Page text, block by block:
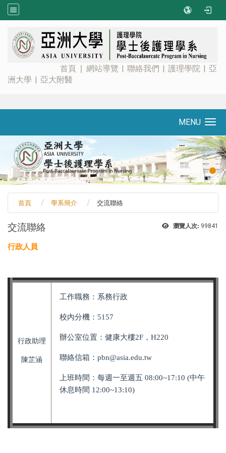
首頁 ∣ 網站導覽 | 聯絡我們 | 護理學院 | 亞
洲大學 | 亞大附醫
MENU
首頁 學系簡介 交流聯絡
瀏覽人次: 99841
交流聯絡
行政人員
行政助理
陳芷涵
工作職務：系務行政
校內分機：5157
辦公室位置：健康大樓2F，H220
聯絡信箱：pbn@asia.edu.tw
上班時間：每週一至週五 08:00~17:10 (中午
休息時間 12:00~13:10)